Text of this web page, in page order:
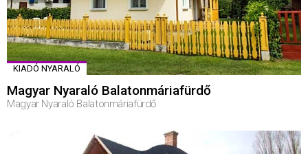
KIADÓ NYARALÓ
Magyar Nyaraló Balatonmáriafürdő
Magyar Nyaraló Balatonmáriafürdő